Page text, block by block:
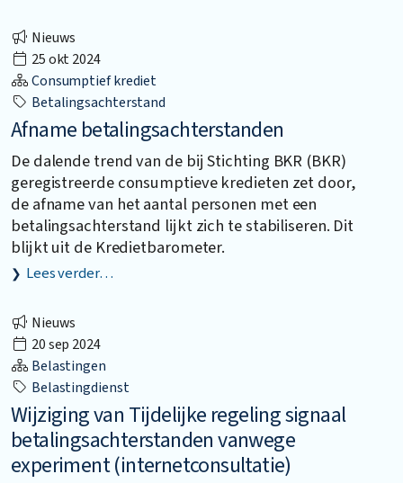
Nieuws
25 okt 2024
Consumptief krediet
Betalingsachterstand
Afname betalingsachterstanden
De dalende trend van de bij Stichting BKR (BKR)
geregistreerde consumptieve kredieten zet door,
de afname van het aantal personen met een
betalingsachterstand lijkt zich te stabiliseren. Dit
blijkt uit de Kredietbarometer.
Lees verder…
Nieuws
20 sep 2024
Belastingen
Belastingdienst
Wijziging van Tijdelijke regeling signaal
betalingsachterstanden vanwege
experiment (internetconsultatie)